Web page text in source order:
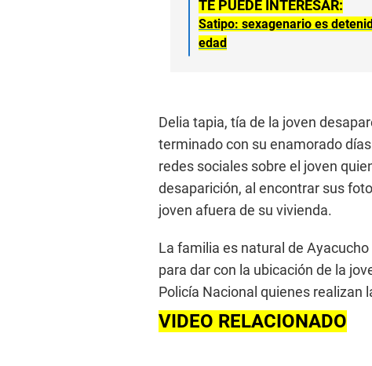
TE PUEDE INTERESAR:
Satipo: sexagenario es
edad
Delia tapia, tía de la joven
terminado con su enamorado
redes sociales sobre el joven
desaparición, al encontrar sus
joven afuera de su vivienda.
La familia es natural de
para dar con la ubicación de la
Policía Nacional quienes realizan
VIDEO RELACIONADO